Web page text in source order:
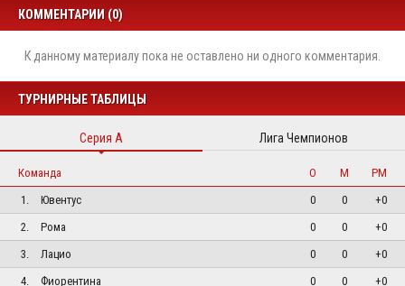
КОММЕНТАРИИ (0)
К данному материалу пока не оставлено ни одного комментария.
ТУРНИРНЫЕ ТАБЛИЦЫ
Серия А Лига Чемпионов
Команда О М
РМ
1.
Ювентус 0 0
+0
2.
Рома 0 0
+0
3.
Лацио 0 0
+0
4.
Фиорентина 0 0
+0